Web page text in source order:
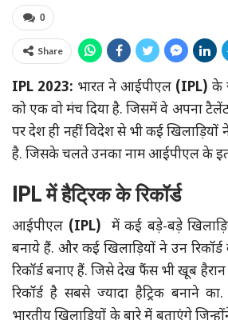
0
Share
IPL 2023: भारत ने आईपीएल (IPL) के
को एक वो मंच दिया है. जिसमें वे अपना
पर देश ही नहीं विदेश से भी कई खिलाड़ियों
है. जिसके चलते उनका नाम आईपीएल के
IPLमें हैट्रिक के रिकॉर्ड
आईपीएल (IPL) में कई बड़े-बड़े
बनाये हैं. और कई खिलाड़ियों ने उन
रिकॉर्ड बनाए हैं. जिसे देख फैंस भी खूब
रिकॉर्ड है सबसे ज्यादा हैट्रिक